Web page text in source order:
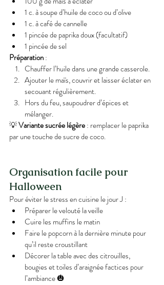
1 c. à soupe d’huile de coco ou d’olive
1 c. à café de cannelle
1 pincée de paprika doux (facultatif)
1 pincée de sel
Préparation :
Chauffer l’huile dans une grande casserole.
Ajouter le maïs, couvrir et laisser éclater en
secouant régulièrement.
Hors du feu, saupoudrer d’épices et
mélanger.
💡 Variante sucrée légère : remplacer le paprika
par une touche de sucre de coco.
Organisation facile pour
Halloween
Pour éviter le stress en cuisine le jour J :
Préparer le velouté la veille
Cuire les muffins le matin
Faire le popcorn à la dernière minute pour
qu’il reste croustillant
Décorer la table avec des citrouilles,
bougies et toiles d’araignée factices pour
l’ambiance 🎃